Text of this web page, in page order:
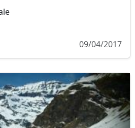
09/04/2017